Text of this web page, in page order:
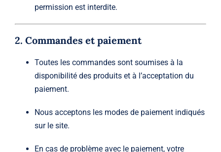
permission est interdite.
2. Commandes et paiement
Toutes les commandes sont soumises à la
disponibilité des produits et à l’acceptation du
paiement.
Nous acceptons les modes de paiement indiqués
sur le site.
En cas de problème avec le paiement, votre